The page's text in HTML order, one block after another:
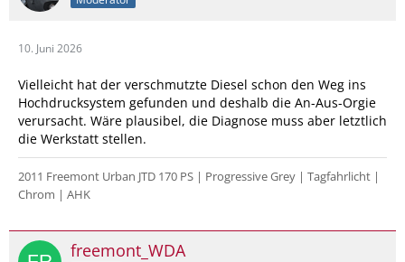
10. Juni 2026
Vielleicht hat der verschmutzte Diesel schon den Weg ins
Hochdrucksystem gefunden und deshalb die An-Aus-Orgie
verursacht. Wäre plausibel, die Diagnose muss aber letztlich
die Werkstatt stellen.
2011 Freemont Urban JTD 170 PS | Progressive Grey | Tagfahrlicht |
Chrom | AHK
freemont_WDA